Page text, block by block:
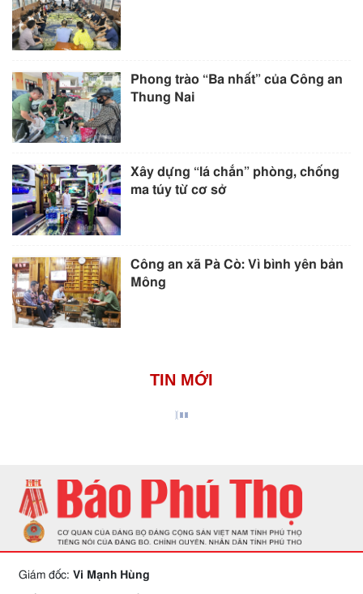
Phong trào “Ba nhất” của Công an
Thung Nai
Xây dựng “lá chắn” phòng, chống
ma túy từ cơ sở
Công an xã Pà Cò: Vì bình yên bản
Mông
TIN MỚI
Giám đốc: Vi Mạnh Hùng